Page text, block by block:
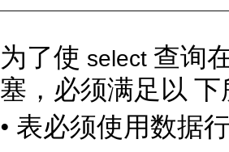
为了使 select 查询
塞，必须满足以
• 表必须使用数据